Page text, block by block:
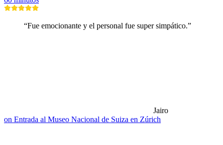
“Fue emocionante y el personal fue super simpático.”
Jairo
on Entrada al Museo Nacional de Suiza en Zúrich